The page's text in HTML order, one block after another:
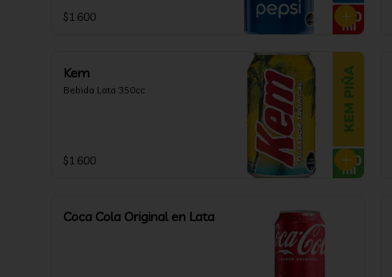
$1.600
Kem
Bebida Lata 350cc
$1.600
Coca Cola Original en Lata